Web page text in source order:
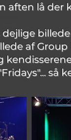
aften lå der
af
så